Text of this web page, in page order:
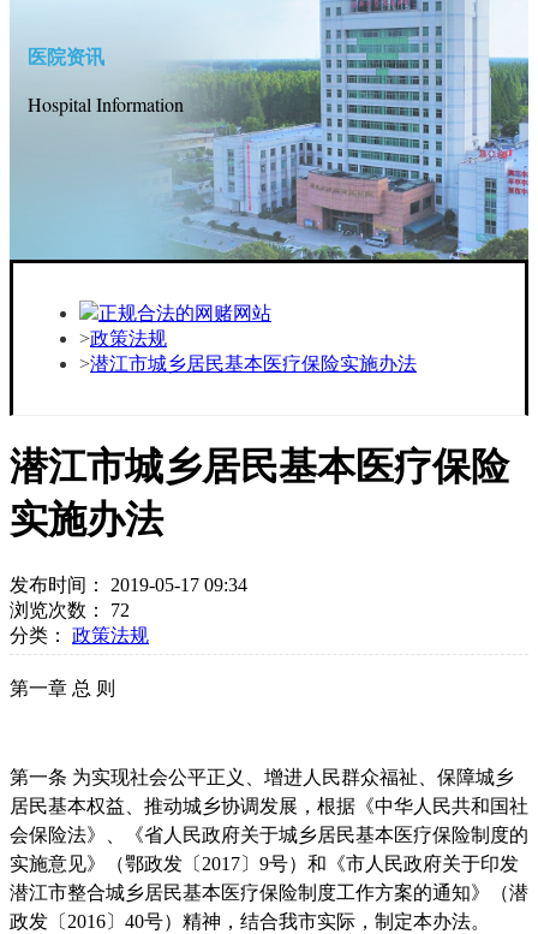
医院资讯
Hospital Information
正规合法的网赌网站
政策法规
潜江市城乡居民基本医疗保险实施办法
潜江市城乡居民基本医疗保险
实施办法
发布时间： 2019-05-17 09:34
浏览次数： 72
分类： 政策法规
第一章 总 则
第一条 为实现社会公平正义、增进人民群众福祉、保障城乡
居民基本权益、推动城乡协调发展，根据《中华人民共和国社
会保险法》、《省人民政府关于城乡居民基本医疗保险制度的
实施意见》（鄂政发〔2017〕9号）和《市人民政府关于印发
潜江市整合城乡居民基本医疗保险制度工作方案的通知》（潜
政发〔2016〕40号）精神，结合我市实际，制定本办法。